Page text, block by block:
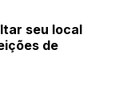
seu local
de